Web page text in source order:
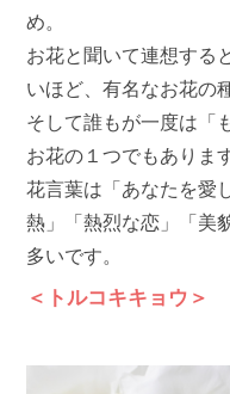
め。
お花と聞いて連想する
いほど、有名なお花の
そして誰もが一度は「
お花の１つでもありま
花言葉は「あなたを愛
熱」「熱烈な恋」「美
多いです。
＜トルコキキョウ＞